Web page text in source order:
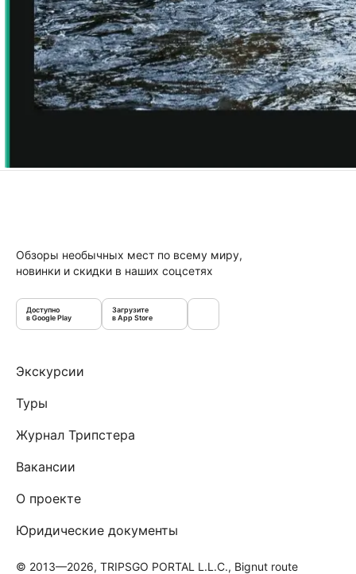
Обзоры необычных мест по всему миру,
новинки и скидки в наших соцсетях
Доступно
в Google Play
Загрузите
в App Store
Экскурсии
Туры
Журнал Трипстера
Вакансии
О проекте
Юридические документы
© 2013—2026, TRIPSGO PORTAL L.L.C., Bignut route